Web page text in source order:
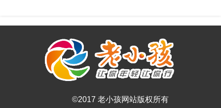
©2017 老小孩网站版权所有